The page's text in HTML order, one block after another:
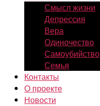
Смысл жизни
Депрессия
Вера
Одиночество
Самоубийство
Семья
Контакты
О проекте
Новости